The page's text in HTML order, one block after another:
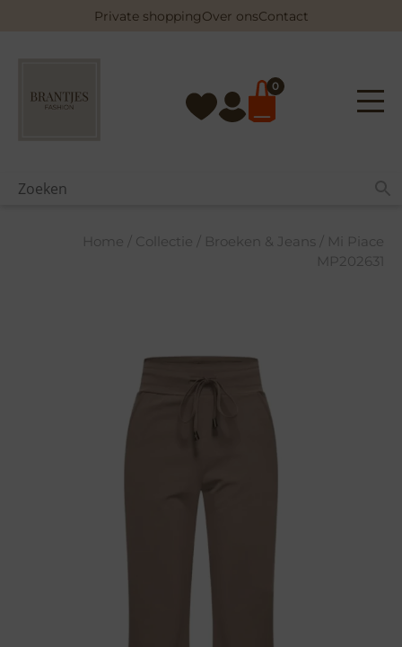
Private shoppingOver onsContact
0
Home / Collectie / Broeken & Jeans / Mi Piace
MP202631